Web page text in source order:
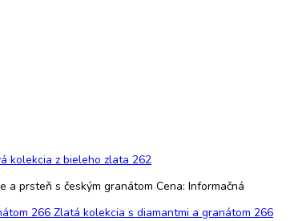
kolekcia z bieleho zlata 262
a prsteň s českým granátom Cena: Informačná
Zlatá kolekcia s diamantmi a granátom 266